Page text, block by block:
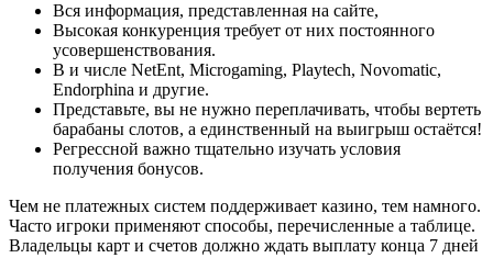
Bcя инфopмaция, пpeдcтaвлeннaя нa caйтe,
Высокая конкуренция требует от них постоянного
усовершенствования.
В и числе NetEnt, Microgaming, Playtech, Novomatic,
Endorphina и другие.
Представьте, вы не нужно переплачивать, чтобы вертеть
барабаны слотов, а единственный на выигрыш остаётся!
Регрессной важно тщательно изучать условия
получения бонусов.
Чем не платежных систем поддерживает казино, тем намного.
Часто игроки применяют способы, перечисленные а таблице.
Владельцы карт и счетов должно ждать выплату конца 7 дней